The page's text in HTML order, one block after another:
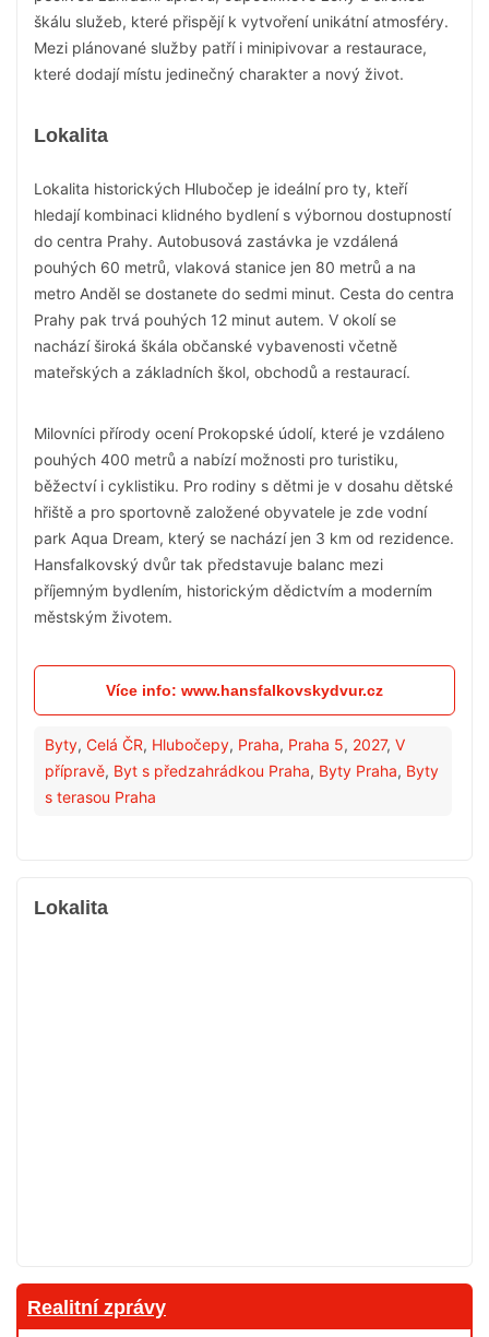
škálu služeb, které přispějí k vytvoření unikátní atmosféry.
Mezi plánované služby patří i minipivovar a restaurace,
které dodají místu jedinečný charakter a nový život.
Lokalita
Lokalita historických Hlubočep je ideální pro ty, kteří
hledají kombinaci klidného bydlení s výbornou dostupností
do centra Prahy. Autobusová zastávka je vzdálená
pouhých 60 metrů, vlaková stanice jen 80 metrů a na
metro Anděl se dostanete do sedmi minut. Cesta do centra
Prahy pak trvá pouhých 12 minut autem. V okolí se
nachází široká škála občanské vybavenosti včetně
mateřských a základních škol, obchodů a restaurací.
Milovníci přírody ocení Prokopské údolí, které je vzdáleno
pouhých 400 metrů a nabízí možnosti pro turistiku,
běžectví i cyklistiku. Pro rodiny s dětmi je v dosahu dětské
hřiště a pro sportovně založené obyvatele je zde vodní
park Aqua Dream, který se nachází jen 3 km od rezidence.
Hansfalkovský dvůr tak představuje balanc mezi
příjemným bydlením, historickým dědictvím a moderním
městským životem.
Více info: www.hansfalkovskydvur.cz
Byty, Celá ČR, Hlubočepy, Praha, Praha 5, 2027, V
přípravě, Byt s předzahrádkou Praha, Byty Praha, Byty
s terasou Praha
Lokalita
Realitní zprávy